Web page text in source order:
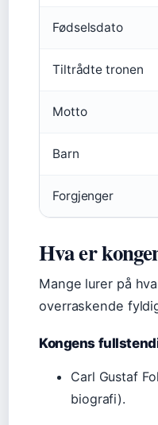
Fødselsdato
Tiltrådte tronen
Motto
Barn
Forgjenger
Hva er
Mange lurer på
overraskende
Kongens
Carl Gustaf
biografi).